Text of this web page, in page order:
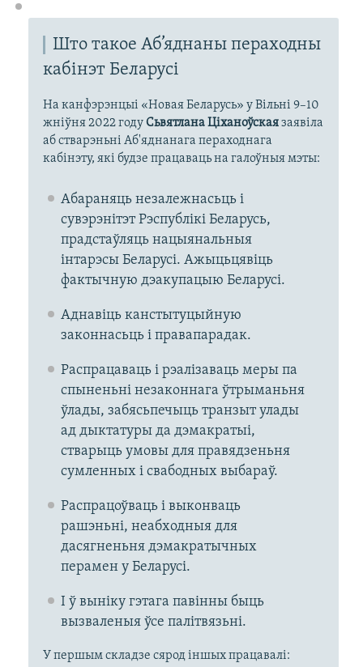
Што такое Аб’яднаны пераходны
кабінэт Беларусі
На канфэрэнцыі «Новая Беларусь» у Вільні 9–10
жніўня 2022 годуСьвятлана Ціханоўскаязаявіла
аб стварэньні Аб'яднанага пераходнага
кабінэту, які будзе працаваць на галоўныя мэты:
Абараняць незалежнасьць і
сувэрэнітэт Рэспублікі Беларусь,
прадстаўляць нацыянальныя
інтарэсы Беларусі. Ажыцьцявіць
фактычную дэакупацыю Беларусі.
Аднавіць канстытуцыйную
законнасьць і правапарадак.
Распрацаваць і рэалізаваць меры па
спыненьні незаконнага ўтрыманьня
ўлады, забясьпечыць транзыт улады
ад дыктатуры да дэмакратыі,
стварыць умовы для правядзеньня
сумленных і свабодных выбараў.
Распрацоўваць і выконваць
рашэньні, неабходныя для
дасягненьня дэмакратычных
перамен у Беларусі.
І ў выніку гэтага павінны быць
вызваленыя ўсе палітвязьні.
У першым складзе сярод іншых працавалі: